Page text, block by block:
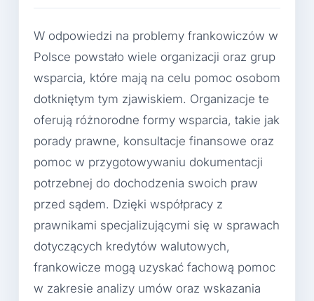
W odpowiedzi na problemy frankowiczów w
Polsce powstało wiele organizacji oraz grup
wsparcia, które mają na celu pomoc osobom
dotkniętym tym zjawiskiem. Organizacje te
oferują różnorodne formy wsparcia, takie jak
porady prawne, konsultacje finansowe oraz
pomoc w przygotowywaniu dokumentacji
potrzebnej do dochodzenia swoich praw
przed sądem. Dzięki współpracy z
prawnikami specjalizującymi się w sprawach
dotyczących kredytów walutowych,
frankowicze mogą uzyskać fachową pomoc
w zakresie analizy umów oraz wskazania